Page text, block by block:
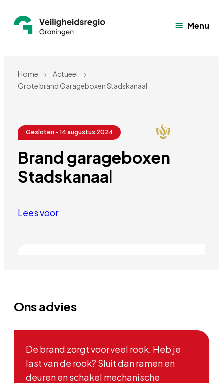
Menu
Home
Actueel
Grote brand Garageboxen Stadskanaal
Gesloten - 14 augustus 2024
Brand garageboxen
Stadskanaal
Lees voor
Ons advies
De brand zorgt voor veel rook. Heb je
last van de rook? Sluit dan ramen en
deuren en schakel mechanische